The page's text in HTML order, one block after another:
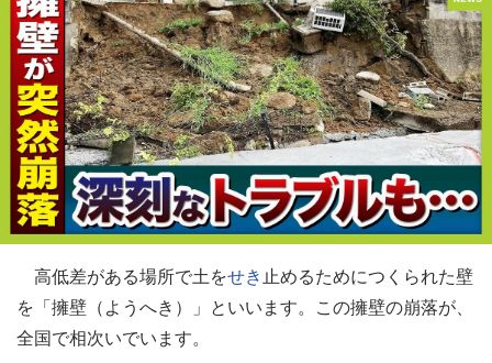
高低差がある場所で土をせき止めるためにつくられた壁
を「擁壁（ようへき）」といいます。この擁壁の崩落が、
全国で相次いでいます。